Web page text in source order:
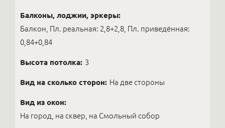
Балконы, лоджии, эркеры:
Балкон, Пл. реальная: 2,8+2,8, Пл. приведённая:
0,84+0,84
Высота потолка: 3
Вид на сколько сторон: На две стороны
Вид из окон:
На город, на сквер, на Смольный собор